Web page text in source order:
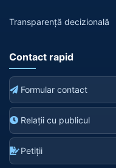
Transparență decizională
Contact rapid
Formular contact
Relații cu publicul
Petiții